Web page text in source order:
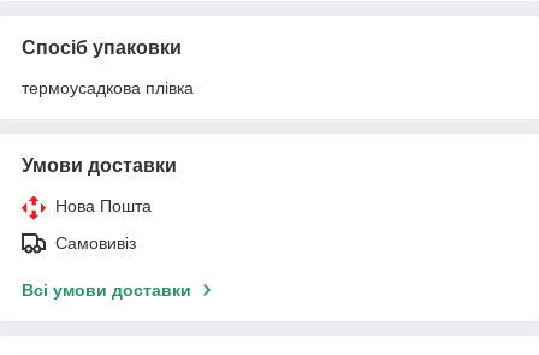
Спосіб упаковки
термоусадкова плівка
Умови доставки
Нова Пошта
Самовивіз
Всі умови доставки